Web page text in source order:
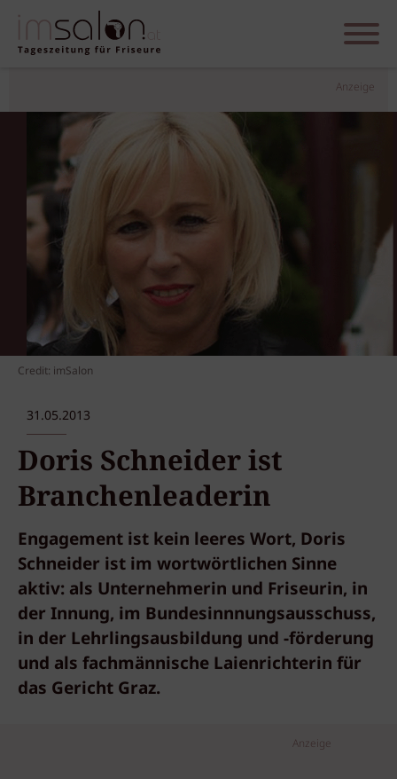
Anzeige
Credit: imSalon
31.05.2013
Doris Schneider ist
Branchenleaderin
Engagement ist kein leeres Wort, Doris
Schneider ist im wortwörtlichen Sinne
aktiv: als Unternehmerin und Friseurin, in
der Innung, im Bundesinnnungsausschuss,
in der Lehrlingsausbildung und -förderung
und als fachmännische Laienrichterin für
das Gericht Graz.
Anzeige